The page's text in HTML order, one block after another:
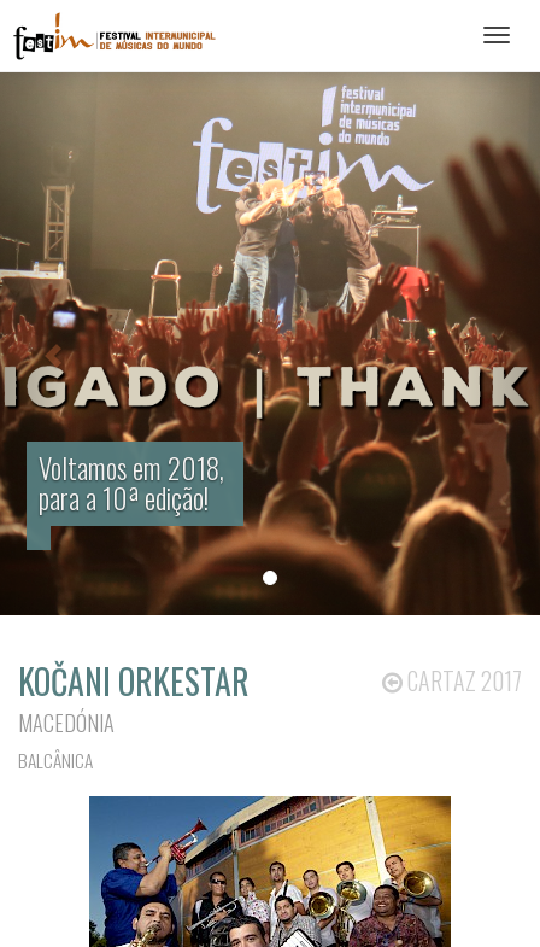
Abrir
Voltamos em 2018,
para a 10ª edição!
CARTAZ 2017
KOČANI ORKESTAR
MACEDÓNIA
BALCÂNICA